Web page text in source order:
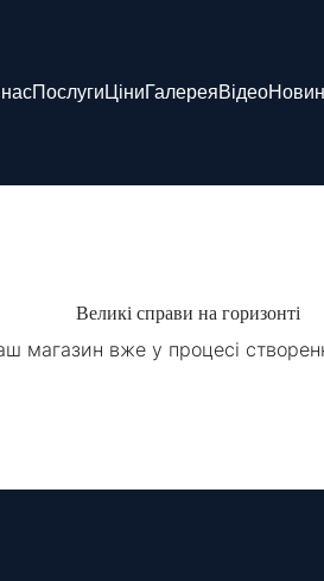
Послуги ЦіниГалереяВідео
Великі справи на горизонті
магазин вже у процесі